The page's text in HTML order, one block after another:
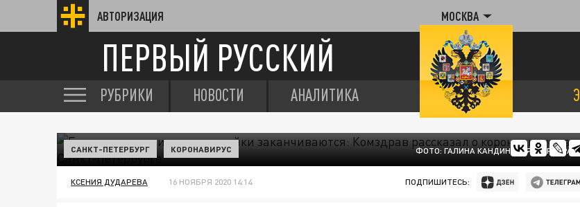
АВТОРИЗАЦИЯ МОСКВА
ПЕРВЫЙ РУССКИЙ
РУБРИКИ НОВОСТИ АНАЛИТИКА
ФОТО: ГАЛИНА КАНДИНСКАЯ/ЦАРЬГРАД
САНКТ-ПЕТЕРБУРГ КОРОНАВИРУС
КСЕНИЯ ДУДАРЕВА 16 НОЯБРЯ 2020 14:14 ПОДПИШИТЕСЬ: